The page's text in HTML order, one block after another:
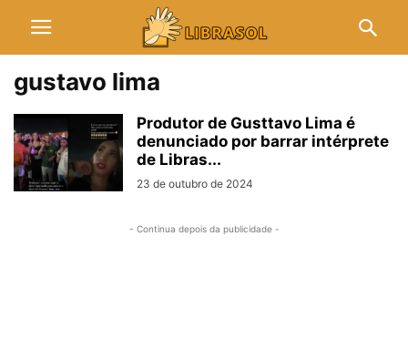
gustavo lima
Produtor de Gusttavo Lima é
denunciado por barrar intérprete
de Libras...
23 de outubro de 2024
- Continua depois da publicidade -